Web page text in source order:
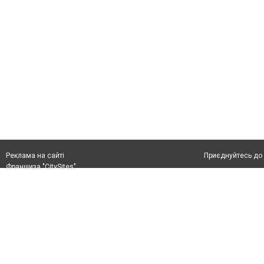
Реклама на сайті
Франшиза "CitySites"
Приєднуйтесь до